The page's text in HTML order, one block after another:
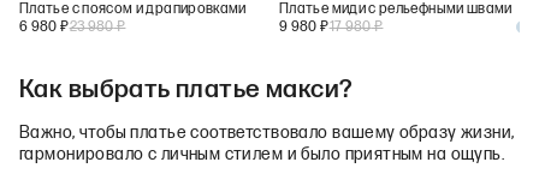
Платье с поясом и драпировками
6 980 ₽23 980₽
Платье миди с рельефными швами
9 980 ₽17 980₽
Как выбрать платье макси?
Важно, чтобы платье соответствовало вашему образу жизни,
гармонировало с личным стилем и было приятным на ощупь.